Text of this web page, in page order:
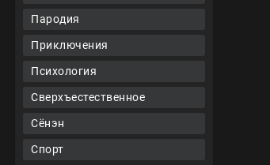
Пародия
Приключения
Психология
Сверхъестественное
Сёнэн
Спорт